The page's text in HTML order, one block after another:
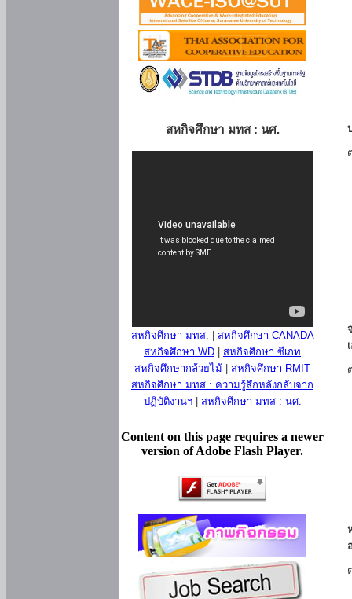
สหกิจศึกษา มทส : นศ.
สหกิจศึกษา มทส.
สหกิจศึกษา CANADA
สหกิจศึกษา WD
สหกิจศึกษา ซีเกท
สหกิจศึกษากล้วยไม้
สหกิจศึกษา RMIT
สหกิจศึกษา มทส : ความรู้สึกหลังกลับจาก
ปฏิบัติงานฯ| สหกิจศึกษา มทส : นศ.
Content on this page requires a newer
version of Adobe Flash Player.